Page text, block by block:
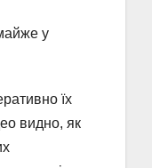
у
їх
видно, як